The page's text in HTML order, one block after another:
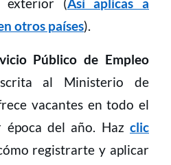
exterior (Así aplicas a
otros países).
Público de Empleo
al Ministerio de
vacantes en todo el
del año. Haz clic
registrarte y aplicar